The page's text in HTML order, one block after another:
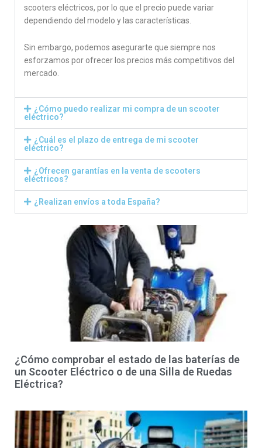
scooters eléctricos, por lo que el precio puede variar
dependiendo del modelo y las características.
Sin embargo, podemos asegurarte que siempre nos
esforzamos por ofrecer los precios más competitivos del
mercado.
¿Cómo puedo realizar mi compra de un scooter
eléctrico?
¿Cuál es el plazo de entrega de mi scooter
eléctrico?
¿Ofrecen garantías en la venta de scooters
eléctricos?
¿Realizan envíos a toda España?
¿Cómo comprobar el estado de las baterías de
un Scooter Eléctrico o de una Silla de Ruedas
Eléctrica?